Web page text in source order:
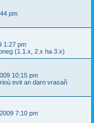
pm
1:27 pm
(1.1.x, 2.x ha 3.x)
10:15 pm
evit an darn vrasañ
7:10 pm